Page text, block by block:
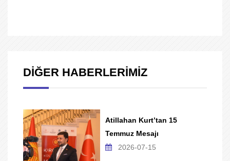
DİĞER HABERLERİMİZ
Atillahan Kurt’tan 15
Temmuz Mesajı
2026-07-15